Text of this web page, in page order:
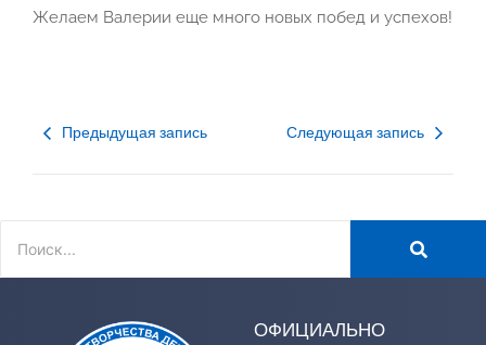
Желаем Валерии еще много новых побед и успехов!
Предыдущая запись Следующая запись
ОФИЦИАЛЬНО